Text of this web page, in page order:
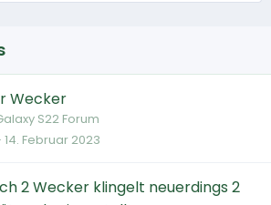
Wecker
S22 Forum
14. Februar 2023
2 Wecker klingelt neuerdings 2